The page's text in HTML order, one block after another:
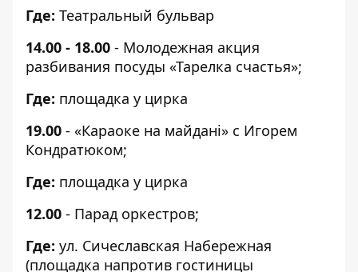
Где: Театральный бульвар
14.00 - 18.00 - Молодежная акция
разбивания посуды «Тарелка счастья»;
Где: площадка у цирка
19.00 - «Караоке на майданi» с Игорем
Кондратюком;
Где: площадка у цирка
12.00 - Парад оркестров;
Где: ул. Сичеславская Набережная
(площадка напротив гостиницы